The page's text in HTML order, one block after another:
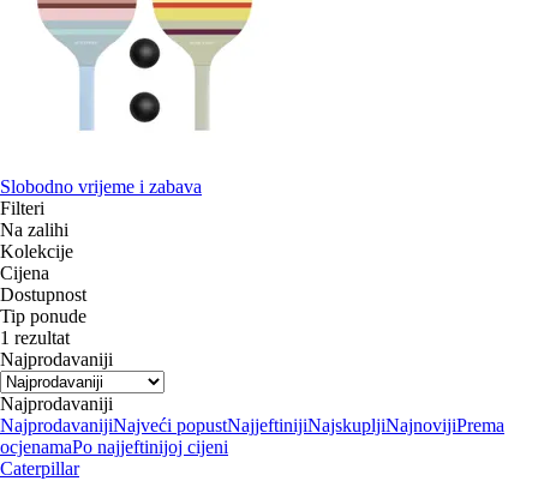
Slobodno vrijeme i zabava
Filteri
Na zalihi
Kolekcije
Cijena
Dostupnost
Tip ponude
1 rezultat
Najprodavaniji
Najprodavaniji
NajprodavanijiNajveći popustNajjeftinijiNajskupljiNajnovijiPrema
ocjenamaPo najjeftinijoj cijeni
Caterpillar